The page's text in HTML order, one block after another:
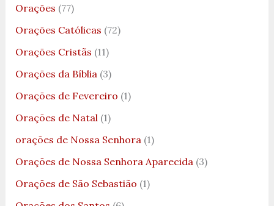
Orações (77)
Orações Católicas (72)
Orações Cristãs (11)
Orações da Bíblia (3)
Orações de Fevereiro (1)
Orações de Natal (1)
orações de Nossa Senhora (1)
Orações de Nossa Senhora Aparecida (3)
Orações de São Sebastião (1)